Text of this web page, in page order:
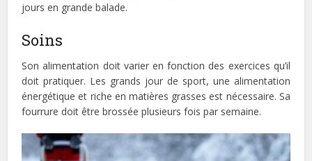
jours en grande balade.
Soins
Son alimentation doit varier en fonction des exercices qu’il
doit pratiquer. Les grands jour de sport, une alimentation
énergétique et riche en matières grasses est nécessaire. Sa
fourrure doit être brossée plusieurs fois par semaine.